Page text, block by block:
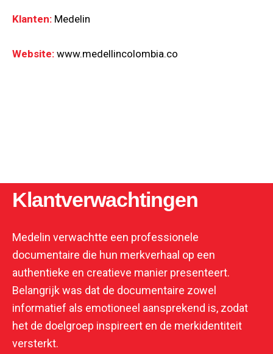
Klanten: Medelin
Website: www.medellincolombia.co
Klantverwachtingen
Medelin verwachtte een professionele
documentaire die hun merkverhaal op een
authentieke en creatieve manier presenteert.
Belangrijk was dat de documentaire zowel
informatief als emotioneel aansprekend is, zodat
het de doelgroep inspireert en de merkidentiteit
versterkt.